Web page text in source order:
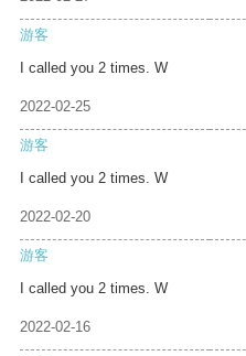
游客
I called you 2 times. W
2022-02-25
游客
I called you 2 times. W
2022-02-20
游客
I called you 2 times. W
2022-02-16